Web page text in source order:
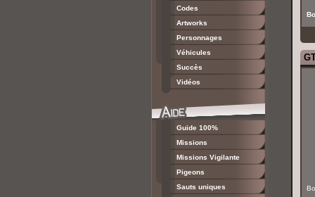
Codes
Artworks
Personnages
Véhicules
Succès
Vidéos
Guide 100%
Missions
Missions Vigilante
Pigeons
Sauts uniques